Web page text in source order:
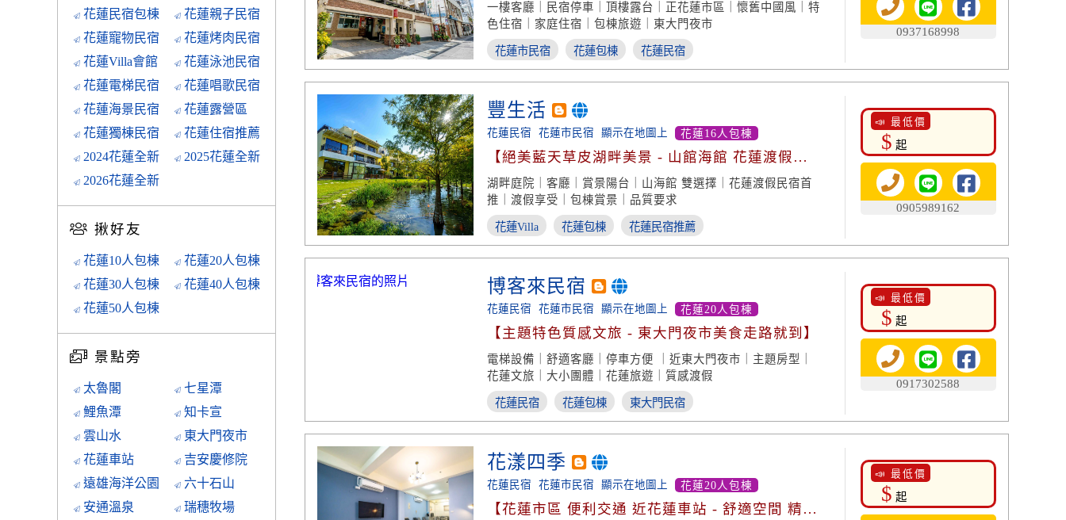
花蓮民宿包棟
花蓮親子民宿
花蓮寵物民宿
花蓮烤肉民宿
花蓮Villa會館
花蓮泳池民宿
花蓮電梯民宿
花蓮唱歌民宿
花蓮海景民宿
花蓮露營區
花蓮獨棟民宿
花蓮住宿推薦
2024花蓮全新
2025花蓮全新
2026花蓮全新
揪好友
花蓮10人包棟
花蓮20人包棟
花蓮30人包棟
花蓮40人包棟
花蓮50人包棟
景點旁
太魯閣
七星潭
鯉魚潭
知卡宣
雲山水
東大門夜市
花蓮車站
吉安慶修院
遠雄海洋公園
六十石山
安通溫泉
瑞穗牧場
一樓客廳｜民宿停車｜頂樓露台｜正花蓮市區｜懷舊中國風｜特
色住宿｜家庭住宿｜包棟旅遊｜東大門夜市
花蓮市民宿 花蓮包棟 花蓮民宿
0937168998
豐生活
花蓮民宿 花蓮市民宿 顯示在地圖上 花蓮16人包棟
【絕美藍天草皮湖畔美景 - 山館海館 花蓮渡假雙
選擇】
湖畔庭院｜客廳｜賞景陽台｜山海館 雙選擇｜花蓮渡假民宿首
推｜渡假享受｜包棟賞景｜品質要求
花蓮Villa 花蓮包棟 花蓮民宿推薦
📣 最低價
$ 起
0905989162
博客來民宿
花蓮民宿 花蓮市民宿 顯示在地圖上 花蓮20人包棟
【主題特色質感文旅 - 東大門夜市美食走路就到】
電梯設備｜舒適客廳｜停車方便 ｜近東大門夜市｜主題房型｜
花蓮文旅｜大小團體｜花蓮旅遊｜質感渡假
花蓮民宿 花蓮包棟 東大門民宿
📣 最低價
$ 起
0917302588
花漾四季
花蓮民宿 花蓮市民宿 顯示在地圖上 花蓮20人包棟
【花蓮市區 便利交通 近花蓮車站 - 舒適空間 精緻
📣 最低價
$ 起